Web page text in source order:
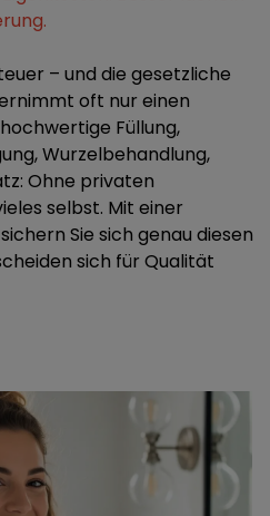
– und die gesetzliche
oft nur einen
Füllung,
Wurzelbehandlung,
Ohne privaten
selbst. Mit einer
Sie sich genau diesen
sich für Qualität